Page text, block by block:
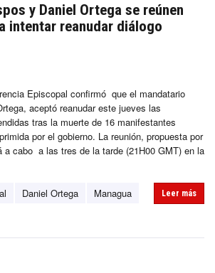
y Daniel Ortega se reúnen
intentar reanudar diálogo
Episcopal confirmó que el mandatario
aceptó reanudar este jueves las
tras la muerte de 16 manifestantes
por el gobierno. La reunión, propuesta por
a cabo a las tres de la tarde (21H00 GMT) en la
Daniel Ortega
Managua
Leer más